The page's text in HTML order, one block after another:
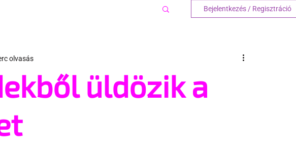
Bejelentkezés / Regisztráció
üldözik a
olvasás